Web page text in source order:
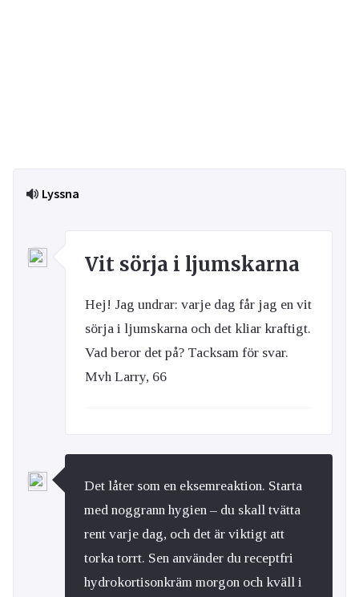
Lyssna
Vit sörja i ljumskarna
Hej! Jag undrar: varje dag får jag en vit
sörja i ljumskarna och det kliar kraftigt.
Vad beror det på? Tacksam för svar.
Mvh Larry, 66
Det låter som en eksemreaktion. Starta
med noggrann hygien – du skall tvätta
rent varje dag, och det är viktigt att
torka torrt. Sen använder du receptfri
hydrokortisonkräm morgon och kväll i